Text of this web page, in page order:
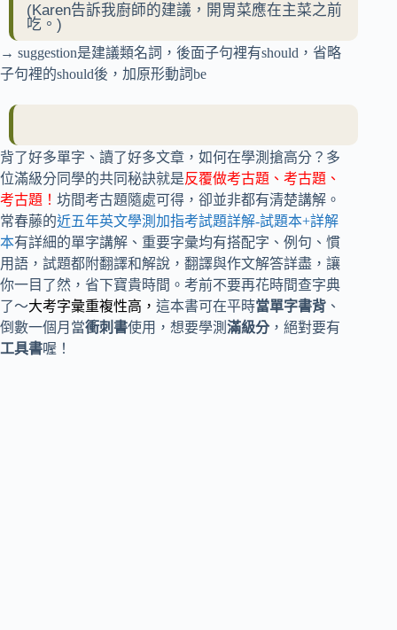
(Karen告訴我廚師的建議，開胃菜應在主菜之前
吃。)
→ suggestion是建議類名詞，後面子句裡有should，省略
子句裡的should後，加原形動詞be
背了好多單字、讀了好多文章，如何在學測搶高分？多
位滿級分同學的共同秘訣就是反覆做考古題、考古題、
考古題！ 坊間考古題隨處可得，卻並非都有清楚講解。
常春藤的近五年英文學測加指考試題詳解-試題本+詳解
本有詳細的單字講解、重要字彙均有搭配字、例句、慣
用語，試題都附翻譯和解說，翻譯與作文解答詳盡，讓
你一目了然，省下寶貴時間。考前不要再花時間查字典
了～大考字彙重複性高， 這本書可在平時當單字書背 、
倒數一個月當衝刺書使用，想要學測 滿級分，絕對要有
工具書喔！